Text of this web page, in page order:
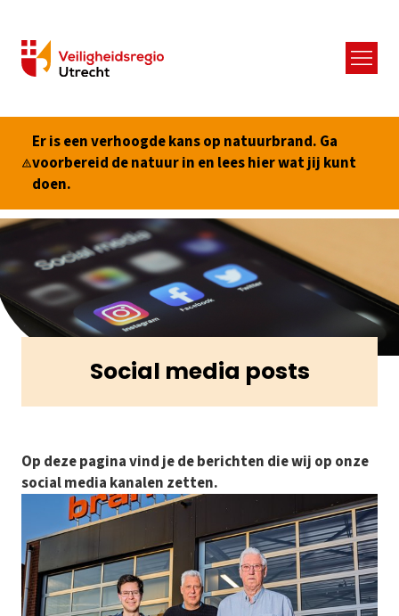
Menu
Er is een verhoogde kans op natuurbrand. Ga
voorbereid de natuur in en lees hier wat jij kunt
doen.
Social media posts
Op deze pagina vind je de berichten die wij op onze
social media kanalen zetten.